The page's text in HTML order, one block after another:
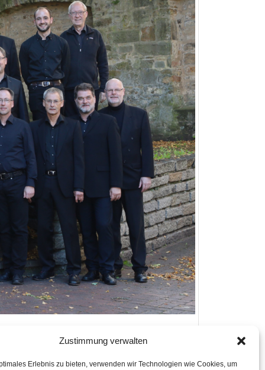
Zustimmung verwalten
Erlebnis zu bieten, verwenden wir Technologien wie Cookies, um
Kirche